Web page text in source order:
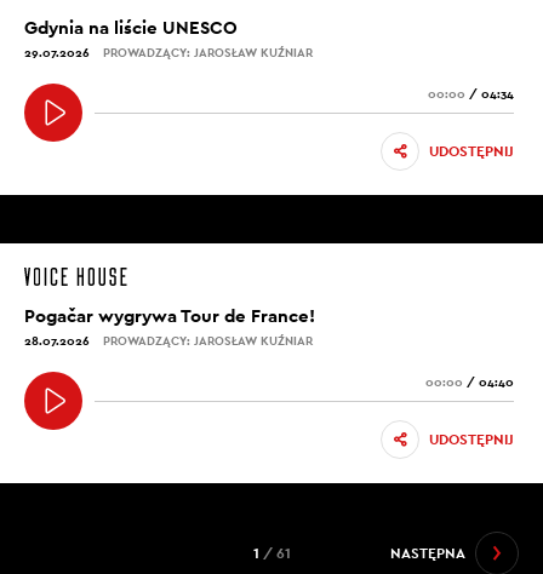
Gdynia na liście UNESCO
29.07.2026 PROWADZĄCY: JAROSŁAW KUŹNIAR
00:00 / 04:34
UDOSTĘPNIJ
Pogačar wygrywa Tour de France!
28.07.2026 PROWADZĄCY: JAROSŁAW KUŹNIAR
00:00 / 04:40
UDOSTĘPNIJ
NASTĘPNA
1 / 61